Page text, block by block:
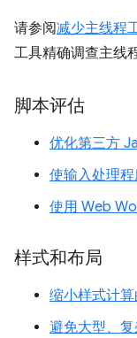
请参阅减少主线程
工具精确调查主线
脚本评估
优化第三方
使输入处理
使用 Web
样式和布局
缩小样式计
避免大型、